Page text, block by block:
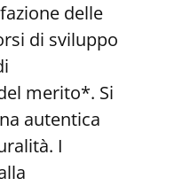
delle
di sviluppo
merito*. Si
autentica
I